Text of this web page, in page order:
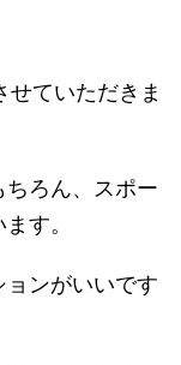
ていただきま
ろん、スポー
す。
ンがいいです